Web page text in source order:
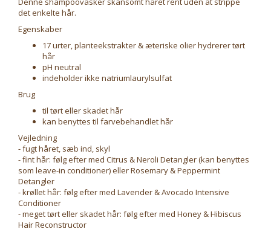
det enkelte hår.
Egenskaber
17 urter, planteekstrakter & æteriske olier hydrerer tørt
hår
pH neutral
indeholder ikke natriumlaurylsulfat
Brug
til tørt eller skadet hår
kan benyttes til farvebehandlet hår
Vejledning
- fugt håret, sæb ind, skyl
- fint hår: følg efter med Citrus & Neroli Detangler (kan benyttes
som leave-in conditioner) eller Rosemary & Peppermint
Detangler
- krøllet hår: følg efter med Lavender & Avocado Intensive
Conditioner
- meget tørt eller skadet hår: følg efter med Honey & Hibiscus
Hair Reconstructor